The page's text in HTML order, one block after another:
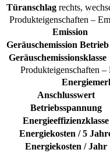
Türanschlag rechts,
Produkteigenschaften –
Emission
Geräuschemission Betrieb
Geräuschemissionsklasse
Produkteigenschaften –
Anschlusswert
Betriebsspannung
Energieeffizienzklasse
Energiekosten / 5
Energiekosten / Jahr